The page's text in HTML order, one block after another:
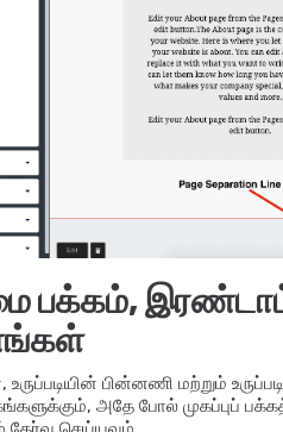
பக்கம்,
உருப்படியின் பின்னணி மற்றும்
அதே போல் முகப்புப்